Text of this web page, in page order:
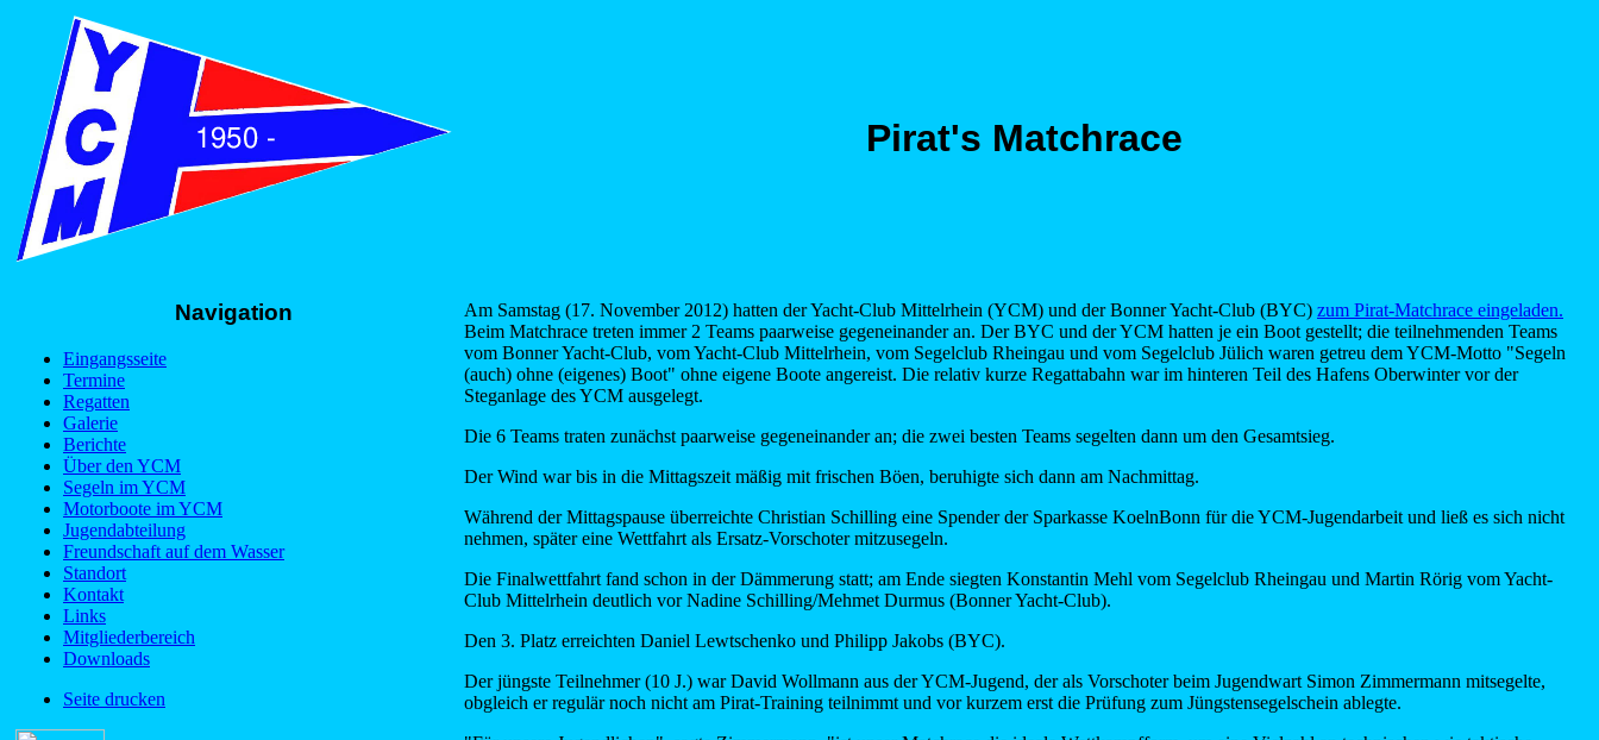
Pirat's Matchrace
Navigation
Eingangsseite
Termine
Regatten
Galerie
Berichte
Über den YCM
Segeln im YCM
Motorboote im YCM
Jugendabteilung
Freundschaft auf dem Wasser
Standort
Kontakt
Links
Mitgliederbereich
Downloads
Seite drucken
Am Samstag (17. November 2012) hatten der Yacht-Club Mittelrhein (YCM) und der Bonner Yacht-Club (BYC) zum Pirat-Matchrace eingeladen.
Beim Matchrace treten immer 2 Teams paarweise gegeneinander an. Der BYC und der YCM hatten je ein Boot gestellt; die teilnehmenden Teams
vom Bonner Yacht-Club, vom Yacht-Club Mittelrhein, vom Segelclub Rheingau und vom Segelclub Jülich waren getreu dem YCM-Motto "Segeln
(auch) ohne (eigenes) Boot" ohne eigene Boote angereist. Die relativ kurze Regattabahn war im hinteren Teil des Hafens Oberwinter vor der
Steganlage des YCM ausgelegt.
Die 6 Teams traten zunächst paarweise gegeneinander an; die zwei besten Teams segelten dann um den Gesamtsieg.
Der Wind war bis in die Mittagszeit mäßig mit frischen Böen, beruhigte sich dann am Nachmittag.
Während der Mittagspause überreichte Christian Schilling eine Spender der Sparkasse KoelnBonn für die YCM-Jugendarbeit und ließ es sich nicht
nehmen, später eine Wettfahrt als Ersatz-Vorschoter mitzusegeln.
Die Finalwettfahrt fand schon in der Dämmerung statt; am Ende siegten Konstantin Mehl vom Segelclub Rheingau und Martin Rörig vom Yacht-
Club Mittelrhein deutlich vor Nadine Schilling/Mehmet Durmus (Bonner Yacht-Club).
Den 3. Platz erreichten Daniel Lewtschenko und Philipp Jakobs (BYC).
Der jüngste Teilnehmer (10 J.) war David Wollmann aus der YCM-Jugend, der als Vorschoter beim Jugendwart Simon Zimmermann mitsegelte,
obgleich er regulär noch nicht am Pirat-Training teilnimmt und vor kurzem erst die Prüfung zum Jüngstensegelschein ablegte.